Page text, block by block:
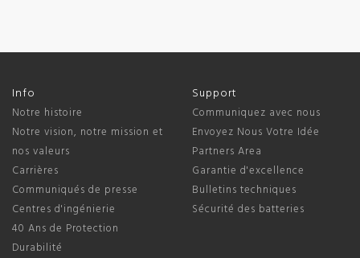
Info
Notre histoire
Notre vision, notre mission et
nos valeurs
Carrières
Communiqués de presse
Centres d'ingénierie
40 Ans de Protection
Durabilité
Support
Communiquez avec nous
Envoyez Nous Votre Idée
Partners Area
Garantie d'excellence
Bulletins techniques
Sécurité des batteries